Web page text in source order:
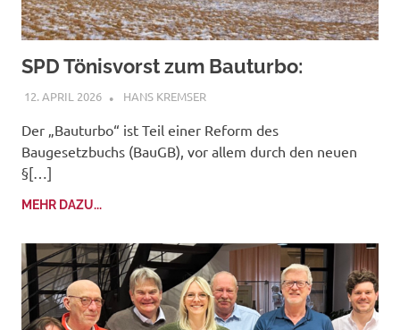
SPD Tönisvorst zum Bauturbo:
12. APRIL 2026 HANS KREMSER
Der „Bauturbo“ ist Teil einer Reform des
Baugesetzbuchs (BauGB), vor allem durch den neuen
§[…]
MEHR DAZU...